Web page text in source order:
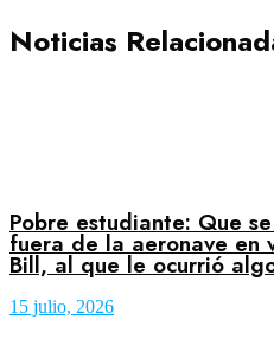
Noticias
Pobre estudiante: Que
fuera de la aeronave en
Bill, al que le ocurrió
15 julio, 2026